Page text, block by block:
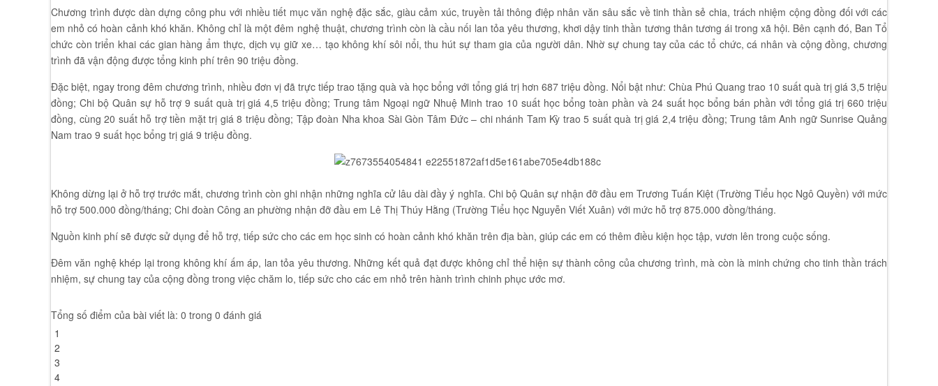
Chương trình được dàn dựng công phu với nhiều tiết mục văn nghệ đặc sắc, giàu cảm xúc, truyền tải thông điệp nhân văn sâu sắc về tinh thần sẻ chia, trách nhiệm cộng đồng đối với các
em nhỏ có hoàn cảnh khó khăn. Không chỉ là một đêm nghệ thuật, chương trình còn là cầu nối lan tỏa yêu thương, khơi dậy tinh thần tương thân tương ái trong xã hội. Bên cạnh đó, Ban Tổ
chức còn triển khai các gian hàng ẩm thực, dịch vụ giữ xe… tạo không khí sôi nổi, thu hút sự tham gia của người dân. Nhờ sự chung tay của các tổ chức, cá nhân và cộng đồng, chương
trình đã vận động được tổng kinh phí trên 90 triệu đồng.
Đặc biệt, ngay trong đêm chương trình, nhiều đơn vị đã trực tiếp trao tặng quà và học bổng với tổng giá trị hơn 687 triệu đồng. Nổi bật như: Chùa Phú Quang trao 10 suất quà trị giá 3,5 triệu
đồng; Chi bộ Quân sự hỗ trợ 9 suất quà trị giá 4,5 triệu đồng; Trung tâm Ngoại ngữ Nhuệ Minh trao 10 suất học bổng toàn phần và 24 suất học bổng bán phần với tổng giá trị 660 triệu
đồng, cùng 20 suất hỗ trợ tiền mặt trị giá 8 triệu đồng; Tập đoàn Nha khoa Sài Gòn Tâm Đức – chi nhánh Tam Kỳ trao 5 suất quà trị giá 2,4 triệu đồng; Trung tâm Anh ngữ Sunrise Quảng
Nam trao 9 suất học bổng trị giá 9 triệu đồng.
Không dừng lại ở hỗ trợ trước mắt, chương trình còn ghi nhận những nghĩa cử lâu dài đầy ý nghĩa. Chi bộ Quân sự nhận đỡ đầu em Trương Tuấn Kiệt (Trường Tiểu học Ngô Quyền) với mức
hỗ trợ 500.000 đồng/tháng; Chi đoàn Công an phường nhận đỡ đầu em Lê Thị Thúy Hằng (Trường Tiểu học Nguyễn Viết Xuân) với mức hỗ trợ 875.000 đồng/tháng.
Nguồn kinh phí sẽ được sử dụng để hỗ trợ, tiếp sức cho các em học sinh có hoàn cảnh khó khăn trên địa bàn, giúp các em có thêm điều kiện học tập, vươn lên trong cuộc sống.
Đêm văn nghệ khép lại trong không khí ấm áp, lan tỏa yêu thương. Những kết quả đạt được không chỉ thể hiện sự thành công của chương trình, mà còn là minh chứng cho tinh thần trách
nhiệm, sự chung tay của cộng đồng trong việc chăm lo, tiếp sức cho các em nhỏ trên hành trình chinh phục ước mơ.
Tổng số điểm của bài viết là: 0 trong 0 đánh giá
1
2
3
4